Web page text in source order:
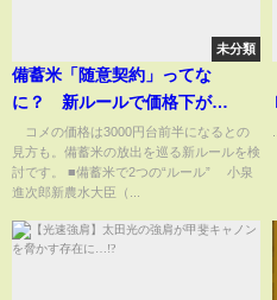
未分類
備蓄米「随意契約」ってな
に？ 新ルールで価格下が
る？ 3000円台の可能性も【ス
ーパーJチャンネル】(2025年5月
22日)
コメの価格は3000円台前半になるとの
見方も。備蓄米の放出を巡る新ルールを検
討です。 ■備蓄米で2つの“ルール” 小泉
進次郎新農水大臣（...